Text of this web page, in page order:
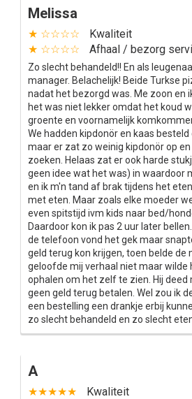
Melissa
★ ☆☆☆☆
Kwaliteit
★ ☆☆☆☆
Afhaal / bezorg
Zo slecht behandeld!! En als
manager. Belachelijk! Beide Turkse
nadat het bezorgd was. Me zoon en
het was niet lekker omdat het koud
groente en voornamelijk
We hadden kipdonör en kaas
maar er zat zo weinig kipdonör op
zoeken. Helaas zat er ook harde
geen idee wat het was) in waardoor
en ik m'n tand af brak tijdens het
met eten. Maar zoals elke moeder
even spitstijd ivm kids naar bed/
Daardoor kon ik pas 2 uur later
de telefoon vond het gek maar
geld terug kon krijgen, toen belde de
geloofde mij verhaal niet maar wilde
ophalen om het zelf te zien. Hij deed
geen geld terug betalen. Wel zou ik
een bestelling een drankje erbij
zo slecht behandeld en zo slecht
A
★★★★★
Kwaliteit